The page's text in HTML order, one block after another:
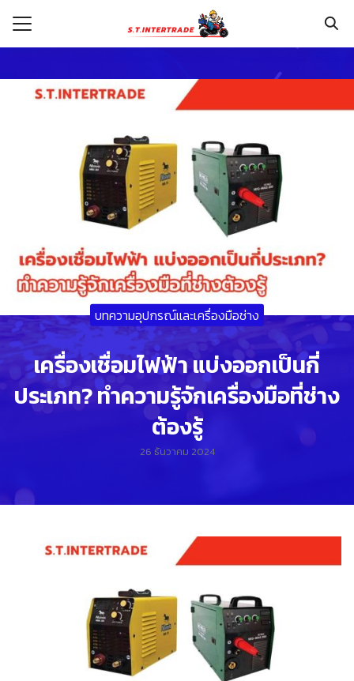
content
บทความอุปกรณ์และเครื่องมือช่าง
เครื่องเชื่อมไฟฟ้า แบ่งออกเป็นกี่
ประเภท? ทำความรู้จักเครื่องมือที่ช่าง
ต้องรู้
26 ธันวาคม 2024